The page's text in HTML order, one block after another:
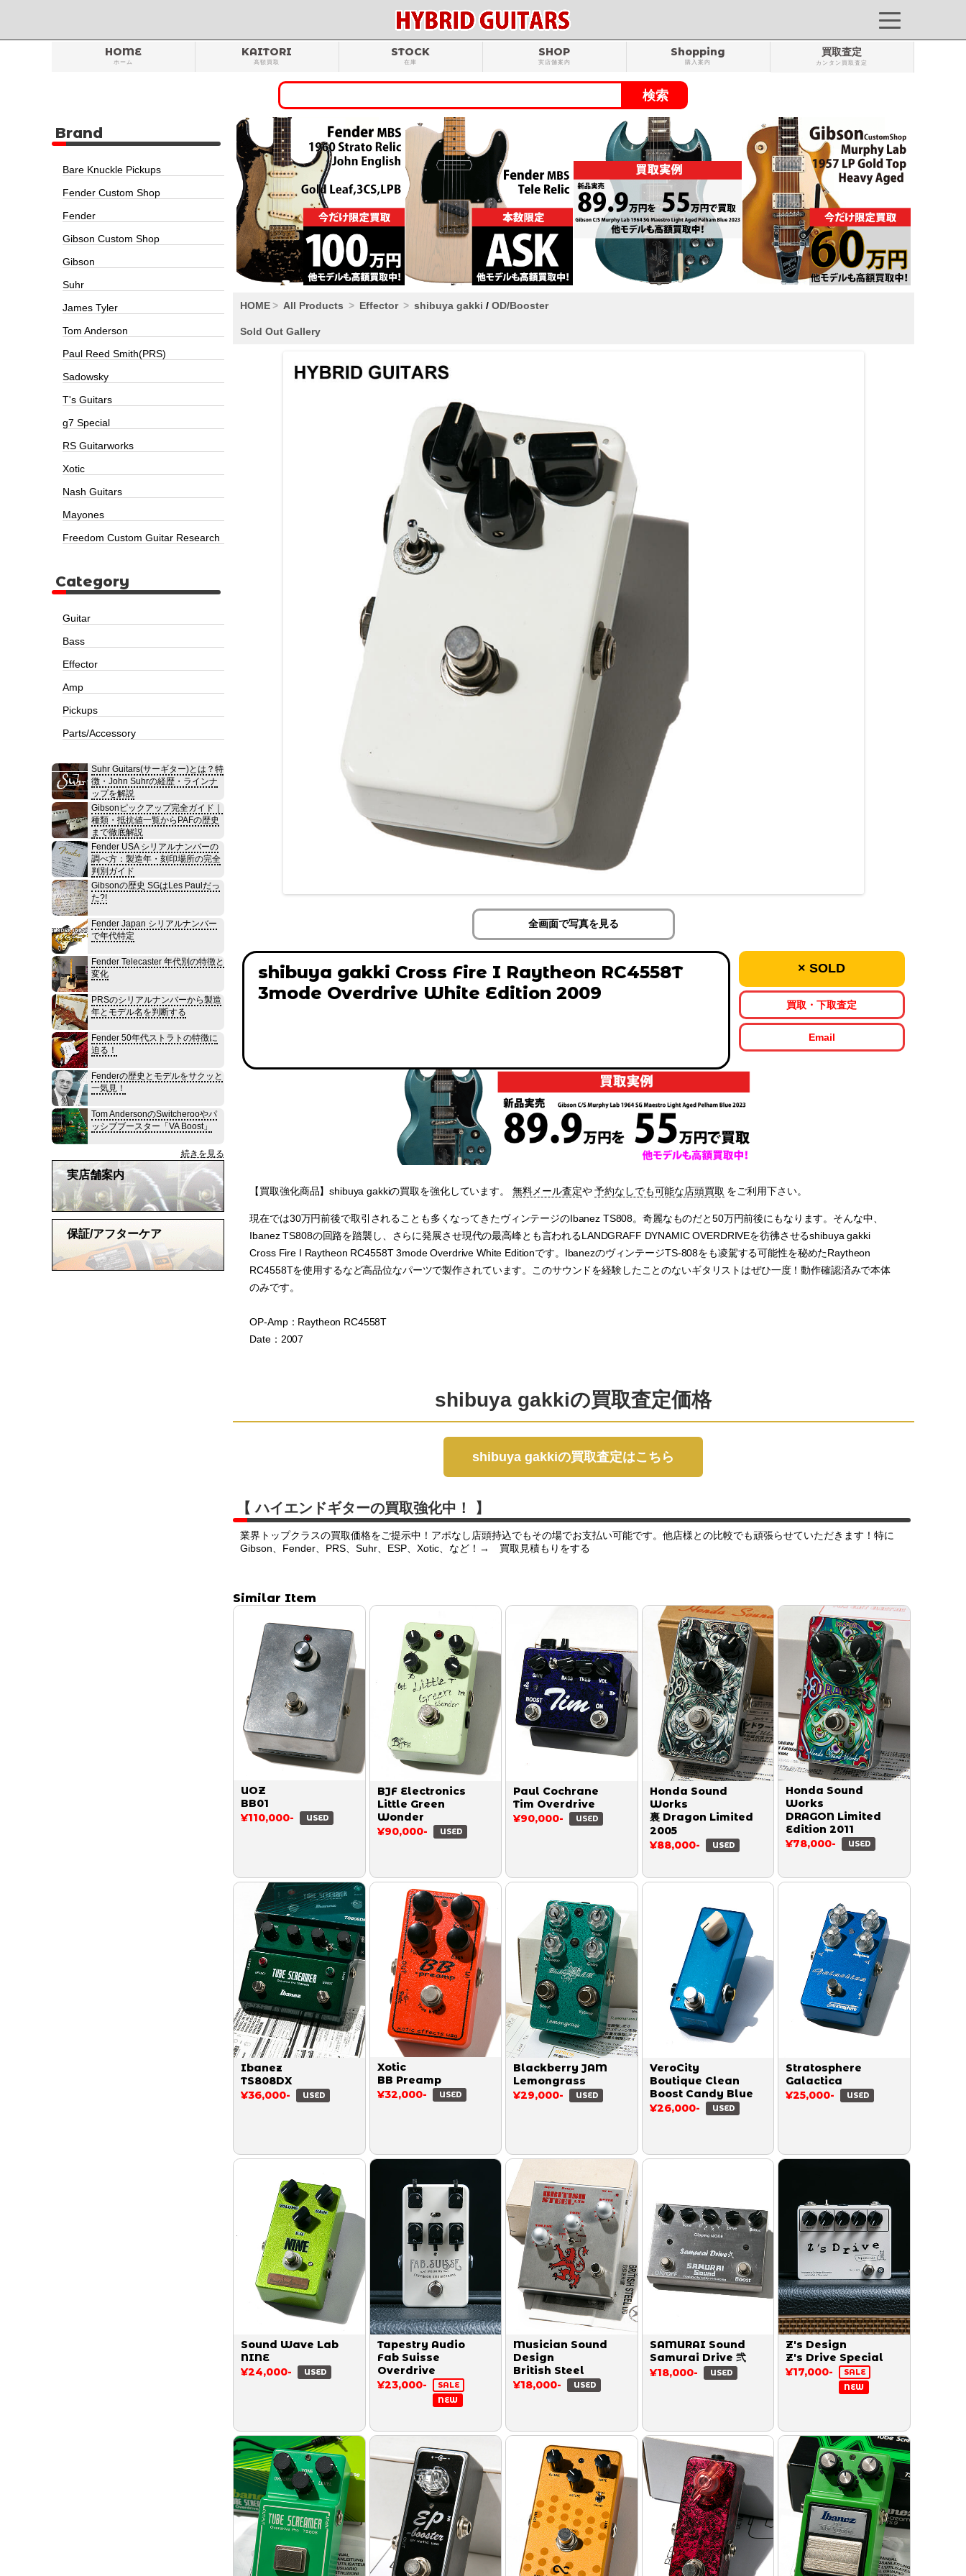
HOME
ホーム
KAITORI
高額買取
STOCK
在庫
SHOP
実店舗案内
Shopping
購入案内
買取査定
カンタン買取査定
HOME All Products Effector shibuya gakki / OD/Booster
Sold Out Gallery
全画面で写真を見る
shibuya gakki Cross Fire I Raytheon RC4558T
3mode Overdrive White Edition 2009
× SOLD
買取・下取査定
Email
【買取強化商品】shibuya gakkiの買取を強化しています。 無料メール査定や予約なしでも可能な店頭買取 をご利用下さい。
現在では30万円前後で取引されることも多くなってきたヴィンテージのIbanez TS808。奇麗なものだと50万円前後にもなります。そんな中、
Ibanez TS808の回路を踏襲し、さらに発展させ現代の最高峰とも言われるLANDGRAFF DYNAMIC OVERDRIVEを彷彿させるshibuya gakki
Cross Fire I Raytheon RC4558T 3mode Overdrive White Editionです。IbanezのヴィンテージTS-808をも凌駕する可能性を秘めたRaytheon
RC4558Tを使用するなど高品位なパーツで製作されています。このサウンドを経験したことのないギタリストはぜひ一度！動作確認済みで本体
のみです。
OP-Amp：Raytheon RC4558T
Date：2007
shibuya gakkiの買取査定価格
shibuya gakkiの買取査定はこちら
【 ハイエンドギターの買取強化中！ 】
業界トップクラスの買取価格をご提示中！アポなし店頭持込でもその場でお支払い可能です。他店様との比較でも頑張らせていただきます！特に
Gibson、Fender、PRS、Suhr、ESP、Xotic、など！→ 買取見積もりをする
Similar Item
UOZ
BB01
¥110,000-
USED
BJF Electronics
Little Green
Wonder
¥90,000-
USED
Paul Cochrane
Tim Overdrive
¥90,000-
USED
Honda Sound
Works
裏 Dragon Limited
2005
¥88,000-
USED
Honda Sound
Works
DRAGON Limited
Edition 2011
¥78,000-
USED
Ibanez
TS808DX
¥36,000-
USED
Xotic
BB Preamp
¥32,000-
USED
Blackberry JAM
Lemongrass
¥29,000-
USED
VeroCity
Boutique Clean
Boost Candy Blue
¥26,000-
USED
Stratosphere
Galactica
¥25,000-
USED
Sound Wave Lab
NINE
¥24,000-
USED
Tapestry Audio
Fab Suisse
Overdrive
¥23,000-
SALE
NEW
Musician Sound
Design
British Steel
¥18,000-
USED
SAMURAI Sound
Samurai Drive 弐
¥18,000-
USED
Z's Design
Z's Drive Special
¥17,000-
SALE
NEW
Brand
Bare Knuckle Pickups
Fender Custom Shop
Fender
Gibson Custom Shop
Gibson
Suhr
James Tyler
Tom Anderson
Paul Reed Smith(PRS)
Sadowsky
T's Guitars
g7 Special
RS Guitarworks
Xotic
Nash Guitars
Mayones
Freedom Custom Guitar Research
Category
Guitar
Bass
Effector
Amp
Pickups
Parts/Accessory
Suhr Guitars(サーギター)とは？特
徴・John Suhrの経歴・ラインナ
ップを解説
Gibsonピックアップ完全ガイド｜
種類・抵抗値一覧からPAFの歴史
まで徹底解説
Fender USA シリアルナンバーの
調べ方：製造年・刻印場所の完全
判別ガイド
Gibsonの歴史 SGはLes Paulだっ
た?!
Fender Japan シリアルナンバー
で年代特定
Fender Telecaster 年代別の特徴と
変化
PRSのシリアルナンバーから製造
年とモデル名を判断する
Fender 50年代ストラトの特徴に
迫る！
Fenderの歴史とモデルをサクッと
一気見！
Tom AndersonのSwitcherooやパ
ッシブブースター「VA Boost」
続きを見る
実店舗案内
保証/アフターケア